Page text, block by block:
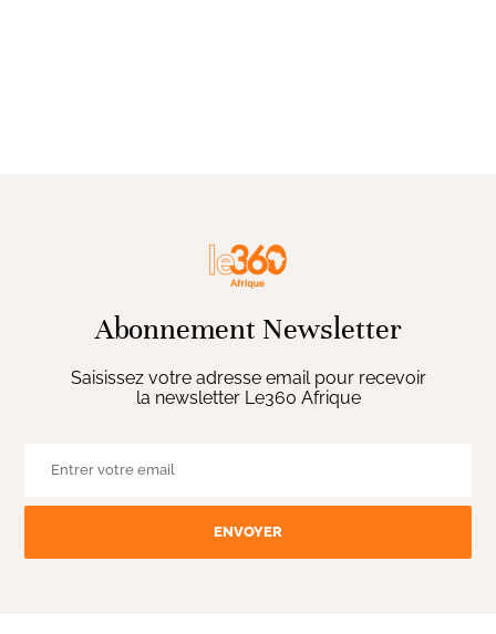
Abonnement Newsletter
Saisissez votre adresse email pour recevoir
la newsletter Le360 Afrique
ENVOYER